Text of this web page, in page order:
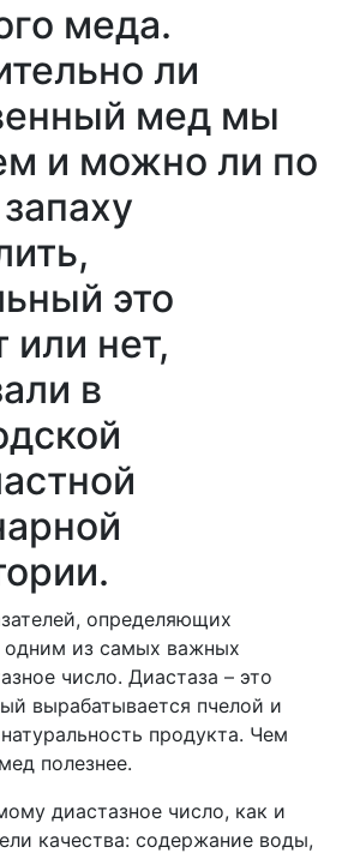
меда.
ли
мед мы
и можно ли по
это
или нет,
в
определяющих
одним из самых важных
число. Диастаза – это
вырабатывается пчелой и
продукта. Чем
полезнее.
диастазное число, как и
качества: содержание воды,